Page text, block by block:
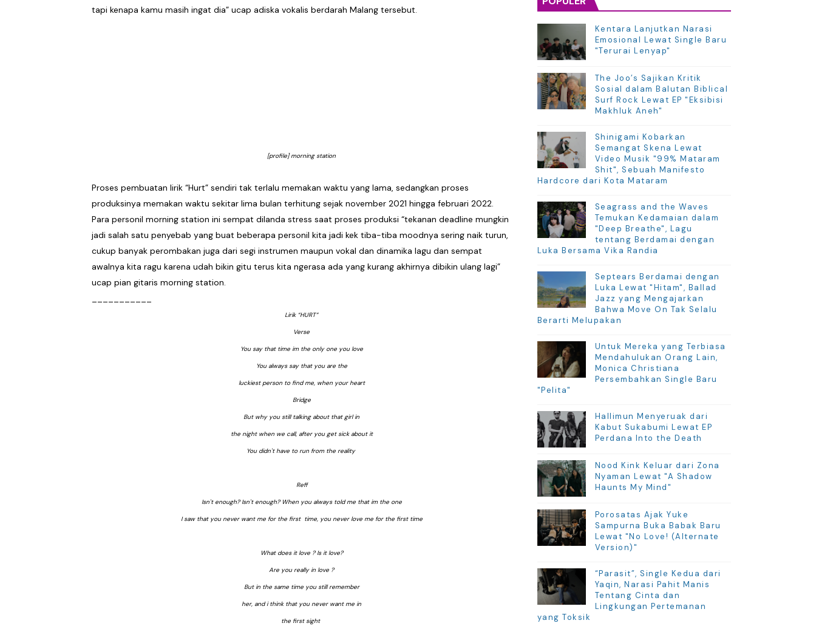
tapi kenapa kamu masih ingat dia” ucap adiska vokalis berdarah Malang tersebut.
[profile] morning station
Proses pembuatan lirik “Hurt” sendiri tak terlalu memakan waktu yang lama, sedangkan proses
produksinya memakan waktu sekitar lima bulan terhitung sejak november 2021 hingga februari 2022.
Para personil morning station ini sempat dilanda stress saat proses produksi “tekanan deadline mungkin
jadi salah satu penyebab yang buat beberapa personil kita jadi kek tiba-tiba moodnya sering naik turun,
cukup banyak perombakan juga dari segi instrumen maupun vokal dan dinamika lagu dan sempat
awalnya kita ragu karena udah bikin gitu terus kita ngerasa ada yang kurang akhirnya dibikin ulang lagi”
ucap pian gitaris morning station.
Lirik “HURT”
Verse
You say that time im the only one you love
You always say that you are the
luckiest person to find me, when your heart
Bridge
But why you still talking about that girl in
the night when we call, after you get sick about it
You didn't have to run from the reality
Reff
Isn't enough? Isn't enough? When you always told me that im the one
I saw that you never want me for the first time, you never love me for the first time
What does it love ? Is it love?
Are you really in love ?
But in the same time you still remember
her, and i think that you never want me in
the first sight
Kentara Lanjutkan Narasi
Emosional Lewat Single Baru
"Terurai Lenyap"
The Joo’s Sajikan Kritik
Sosial dalam Balutan Biblical
Surf Rock Lewat EP "Eksibisi
Makhluk Aneh"
Shinigami Kobarkan
Semangat Skena Lewat
Video Musik "99% Mataram
Shit", Sebuah Manifesto
Hardcore dari Kota Mataram
Seagrass and the Waves
Temukan Kedamaian dalam
"Deep Breathe", Lagu
tentang Berdamai dengan
Luka Bersama Vika Randia
Septears Berdamai dengan
Luka Lewat "Hitam", Ballad
Jazz yang Mengajarkan
Bahwa Move On Tak Selalu
Berarti Melupakan
Untuk Mereka yang Terbiasa
Mendahulukan Orang Lain,
Monica Christiana
Persembahkan Single Baru
"Pelita"
Hallimun Menyeruak dari
Kabut Sukabumi Lewat EP
Perdana Into the Death
Nood Kink Keluar dari Zona
Nyaman Lewat "A Shadow
Haunts My Mind"
Porosatas Ajak Yuke
Sampurna Buka Babak Baru
Lewat "No Love! (Alternate
Version)"
“Parasit”, Single Kedua dari
Yaqin, Narasi Pahit Manis
Tentang Cinta dan
Lingkungan Pertemanan
yang Toksik